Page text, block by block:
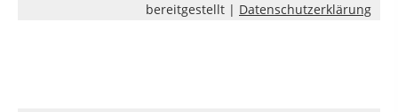
bereitgestellt | Datenschutzerklärung